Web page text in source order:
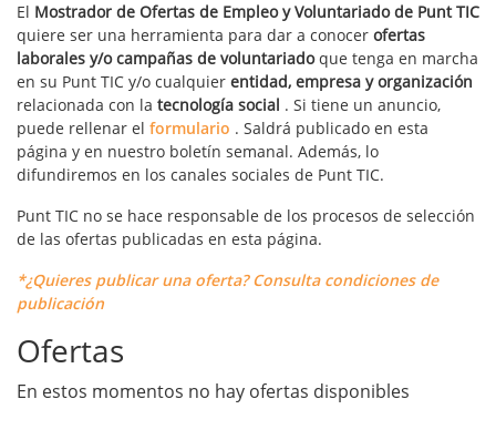
El Mostrador de Ofertas de Empleo y Voluntariado de Punt TIC
quiere ser una herramienta para dar a conocer ofertas
laborales y/o campañas de voluntariadoque tenga en marcha
en su Punt TIC y/o cualquier entidad, empresa y organización
relacionada con la tecnología social . Si tiene un anuncio,
puede rellenar el formulario . Saldrá publicado en esta
página y en nuestro boletín semanal. Además, lo
difundiremos en los canales sociales de Punt TIC.
Punt TIC no se hace responsable de los procesos de selección
de las ofertas publicadas en esta página.
*¿Quieres publicar una oferta? Consulta condiciones de
publicación
Ofertas
En estos momentos no hay ofertas disponibles